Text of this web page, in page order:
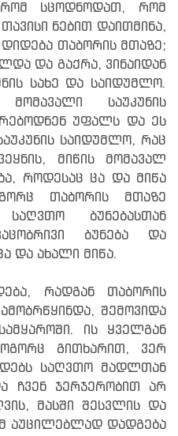
სცოდნოდათ, რომ
ნებით დაითმინა,
დიდება თაბორის მთაზე;
და გაქრა, ვინაიდან
სახე და საიდუმლო.
საუკუნის
უფალს და ეს
საიდუმლო, რაც
მიწის მომავალ
როდესაც ცა და მიწა
თაბორის მთაზე
ბუნებასთან
ბუნება და
და ახალი მიწა.
რადგან თაბორის
შემოვიდა
ის ყველგან
გითხარით, ვერ
საღვთო მადლთან
ჩვენ ჯერჯერობით არ
მასში შესვლის და
აუცილებლად დადგება